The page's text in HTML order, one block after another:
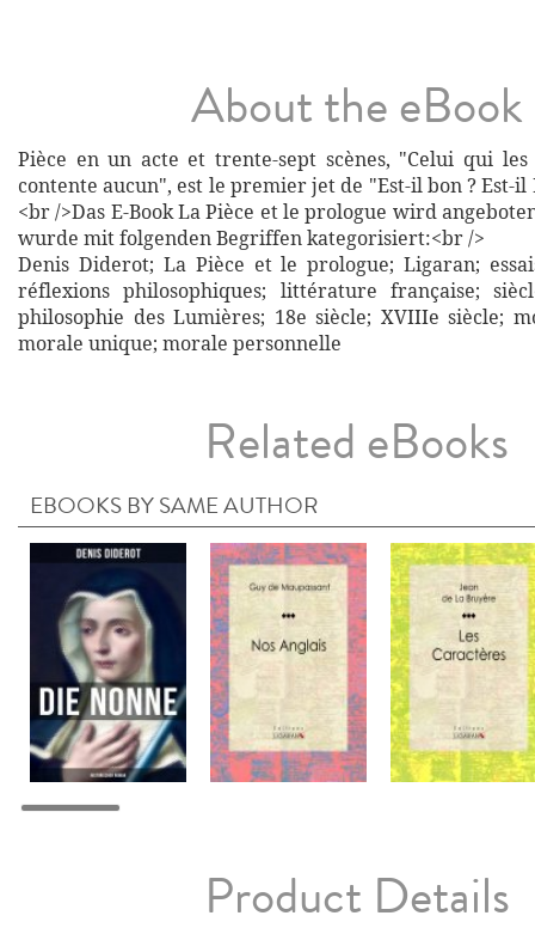
About the eBook
Pièce en un acte et trente-sept scènes, "Celui qui
contente aucun", est le premier jet de "Est-il bon ? Est-il
<br />Das E-Book La Pièce et le prologue wird
wurde mit folgenden Begriffen kategorisiert:<br />
Denis Diderot; La Pièce et le prologue; Ligaran;
réflexions philosophiques; littérature française;
philosophie des Lumières; 18e siècle; XVIIIe siècle;
morale unique; morale personnelle
Related eBooks
EBOOKS BY SAME AUTHOR
Product Details